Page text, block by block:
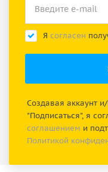
Я согласен
Создавая аккаунт
"Подписаться", я
соглашением и
Политикой